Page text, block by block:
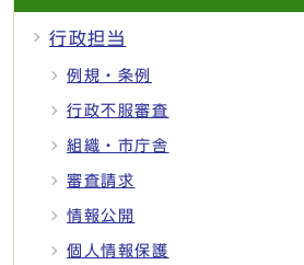
行政担当
例規・条例
行政不服審査
組織・市庁舎
審査請求
情報公開
個人情報保護